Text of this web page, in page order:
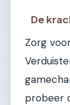
De
Zorg
probeer